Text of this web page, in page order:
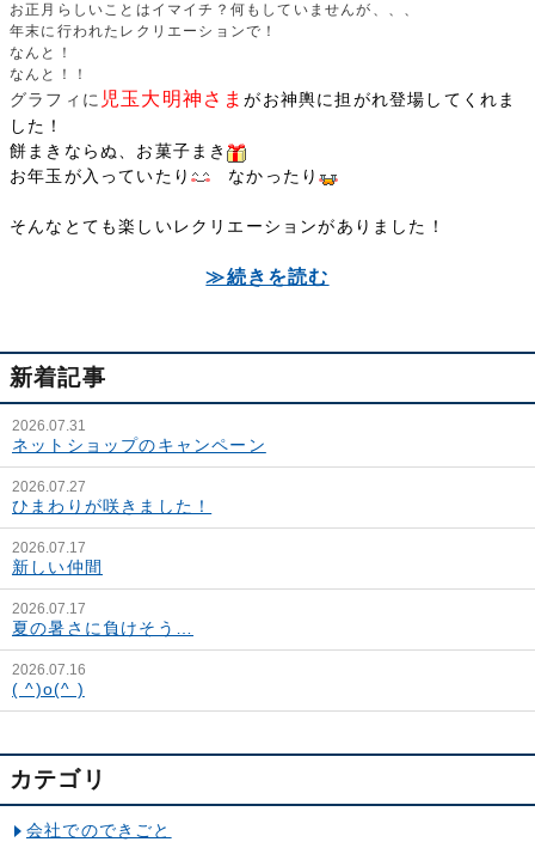
お正月らしいことはイマイチ？何もしていませんが、、、
年末に行われたレクリエーションで！
なんと！
なんと！！
グラフィに 児玉大明神さまがお神輿に担がれ登場してくれま
した！
餅まきならぬ、お菓子まき
お年玉が入っていたり
なかったり
そんなとても楽しいレクリエーションがありました​！
≫続きを読む
新着記事
2026.07.31
ネットショップのキャンペーン
2026.07.27
ひまわりが咲きました！
2026.07.17
新しい仲間
2026.07.17
夏の暑さに負けそう…
2026.07.16
( ^)o(^ )
カテゴリ
会社でのできごと